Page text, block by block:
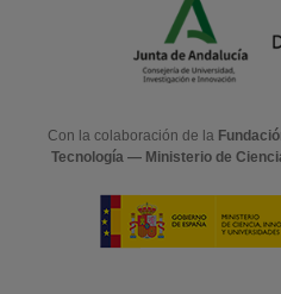
Con la colaboración de la
Tecnología — Ministerio de